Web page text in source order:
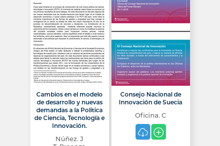
Cambios en el modelo
de desarrollo y nuevas
demandas a la Politica
de Ciencia, Tecnología e
Innovación.
Núñez. J
Consejo Nacional de
Innovación de Suecia
Oficina. C